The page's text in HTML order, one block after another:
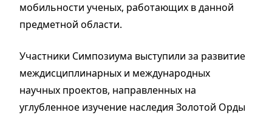
мобильности ученых, работающих в данной
предметной области.
Участники Симпозиума выступили за развитие
междисциплинарных и международных
научных проектов, направленных на
углубленное изучение наследия Золотой Орды